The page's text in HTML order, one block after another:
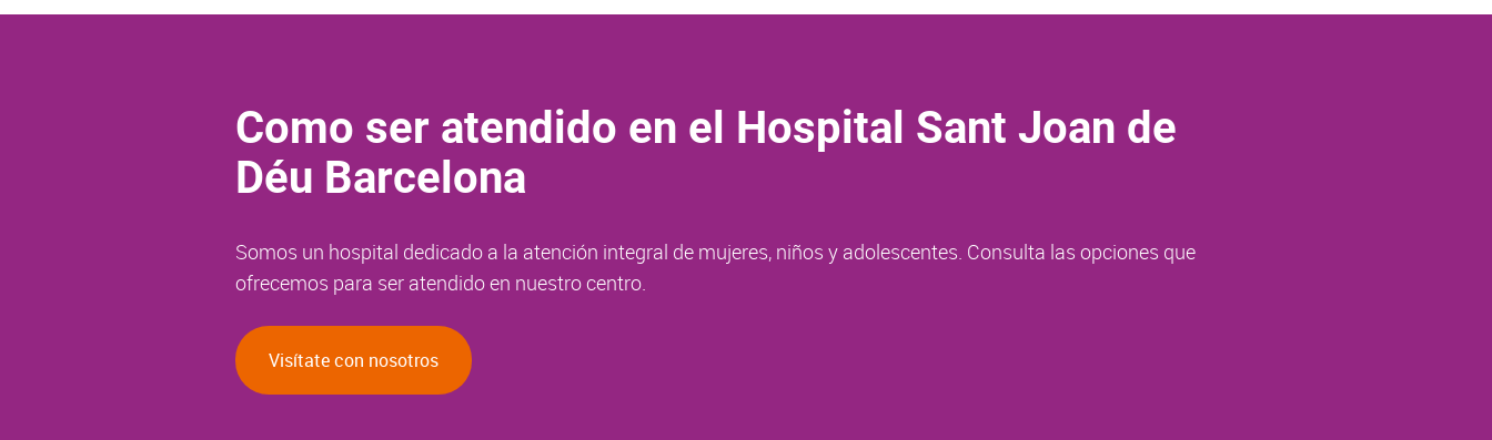
Como ser atendido en el Hospital Sant Joan de
Déu Barcelona
Somos un hospital dedicado a la atención integral de mujeres, niños y adolescentes. Consulta las opciones que
ofrecemos para ser atendido en nuestro centro.
Visítate con nosotros